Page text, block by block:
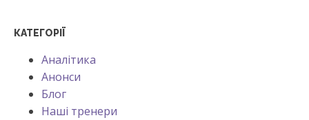
КАТЕГОРІЇ
Аналітика
Анонси
Блог
Наші тренери